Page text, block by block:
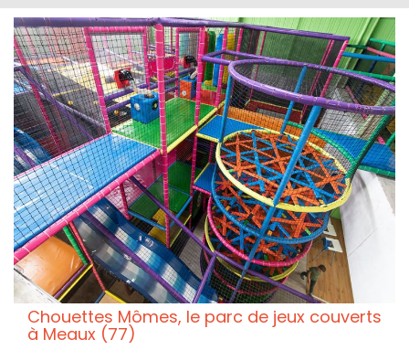
Chouettes Mômes, le parc de jeux couverts
à Meaux (77)